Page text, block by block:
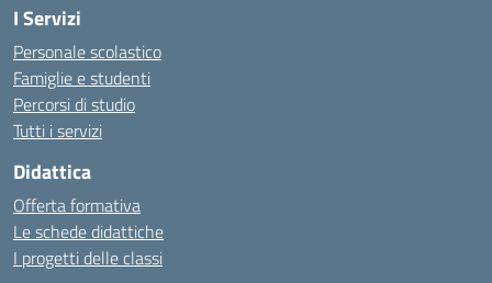
I Servizi
Personale scolastico
Famiglie e studenti
Percorsi di studio
Tutti i servizi
Didattica
Offerta formativa
Le schede didattiche
I progetti delle classi